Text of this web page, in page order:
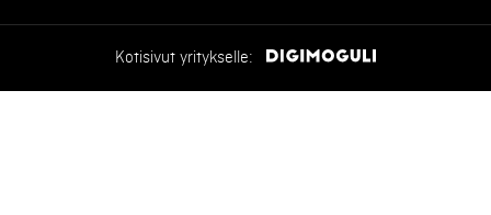
Kotisivut yritykselle: